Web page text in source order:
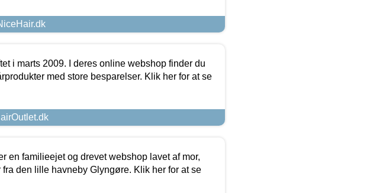
i marts 2009. I deres online webshop finder du
med store besparelser. Klik her for at se
en familieejet og drevet webshop lavet af mor,
den lille havneby Glyngøre. Klik her for at se